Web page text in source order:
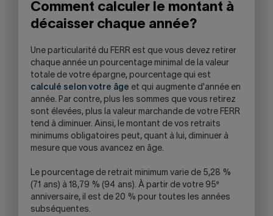
Comment calculer le montant à
décaisser chaque année?
Une particularité du FERR est que vous devez retirer
chaque année un pourcentage minimal de la valeur
totale de votre épargne, pourcentage qui est
calculé selon votre âge et qui augmente d'année en
année. Par contre, plus les sommes que vous retirez
sont élevées, plus la valeur marchande de votre FERR
tend à diminuer. Ainsi, le montant de vos retraits
minimums obligatoires peut, quant à lui, diminuer à
mesure que vous avancez en âge.
Le pourcentage de retrait minimum varie de 5,28 %
(71 ans) à 18,79 % (94 ans). À partir de votre 95e
anniversaire, il est de 20 % pour toutes les années
subséquentes.